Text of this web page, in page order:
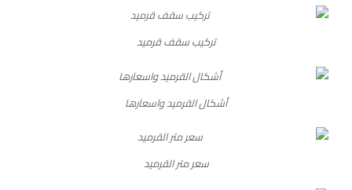
تركيب سقف قرميد
أشكال القرميد واسعارها
سعر متر القرميد